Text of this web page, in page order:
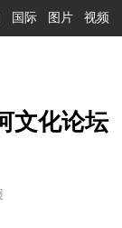
国际 图片 视频
文化论坛